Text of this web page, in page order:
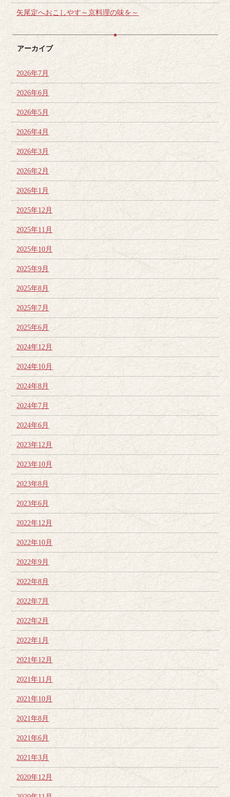
矢尾定へおこしやす～京料理の味を～
アーカイブ
2026年7月
2026年6月
2026年5月
2026年4月
2026年3月
2026年2月
2026年1月
2025年12月
2025年11月
2025年10月
2025年9月
2025年8月
2025年7月
2025年6月
2024年12月
2024年10月
2024年8月
2024年7月
2024年6月
2023年12月
2023年10月
2023年8月
2023年6月
2022年12月
2022年10月
2022年9月
2022年8月
2022年7月
2022年2月
2022年1月
2021年12月
2021年11月
2021年10月
2021年8月
2021年6月
2021年3月
2020年12月